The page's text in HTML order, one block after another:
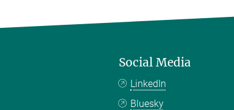
Social Media
LinkedIn
Bluesky